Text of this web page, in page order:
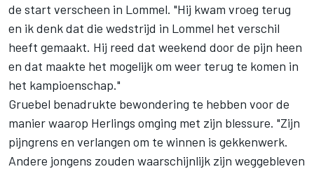
de start verscheen in Lommel. "Hij kwam vroeg terug
en ik denk dat die wedstrijd in Lommel het verschil
heeft gemaakt. Hij reed dat weekend door de pijn heen
en dat maakte het mogelijk om weer terug te komen in
het kampioenschap."
Gruebel benadrukte bewondering te hebben voor de
manier waarop Herlings omging met zijn blessure. "Zijn
pijngrens en verlangen om te winnen is gekkenwerk.
Andere jongens zouden waarschijnlijk zijn weggebleven